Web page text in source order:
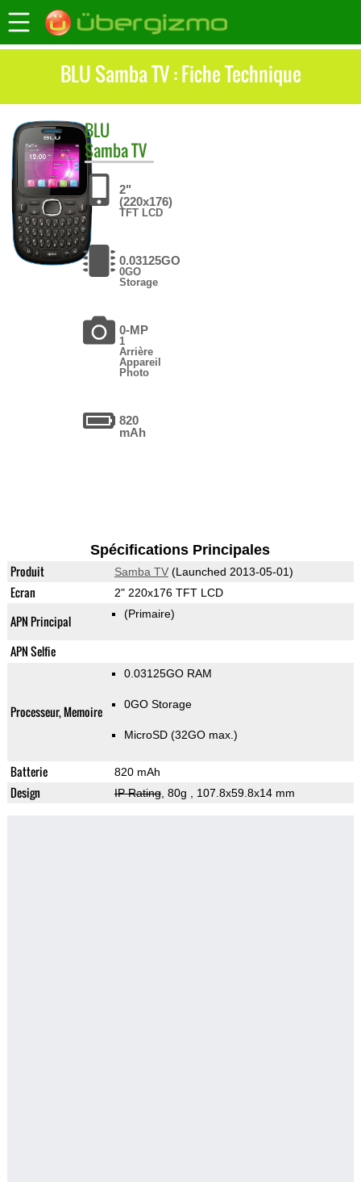
BLU Samba TV : Fiche Technique
BLU
Samba TV
2"
(220x176)
TFT LCD
0.03125GO
0GO
Storage
0-MP
1
Arrière
Appareil
Photo
820
mAh
Spécifications Principales
Produit Samba TV(Launched 2013-05-01)
Ecran 2" 220x176 TFT LCD
APN Principal (Primaire)
APN Selfie
Processeur, Memoire
0.03125GO RAM
0GO Storage
MicroSD (32GO max.)
Batterie 820 mAh
Design IP Rating, 80g , 107.8x59.8x14 mm